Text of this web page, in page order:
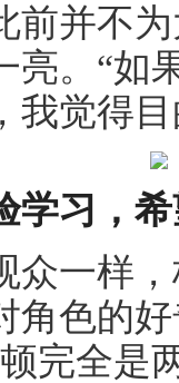
前并不
亮。“如
我觉得
学习，
一样，
角色的
完全是